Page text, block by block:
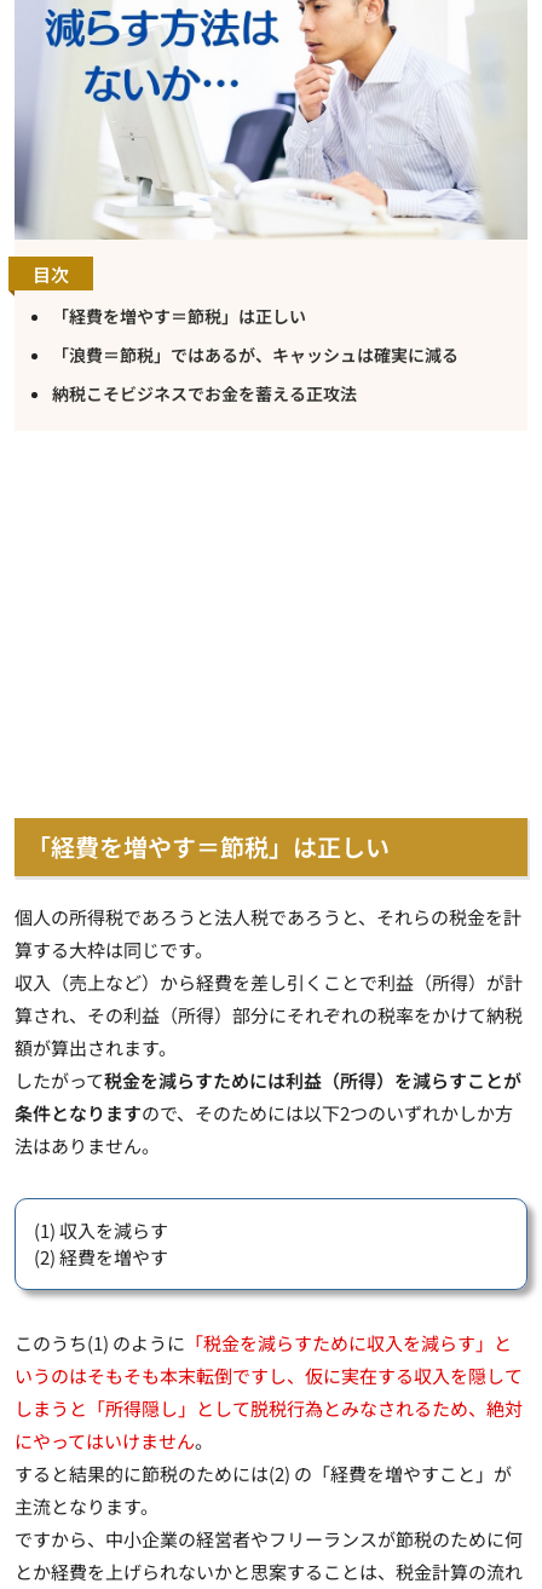
目次
「経費を増やす＝節税」は正しい
「浪費＝節税」ではあるが、キャッシュは確実に減る
納税こそビジネスでお金を蓄える正攻法
「経費を増やす＝節税」は正しい
個人の所得税であろうと法人税であろうと、それらの税金を計
算する大枠は同じです。
収入（売上など）から経費を差し引くことで利益（所得）が計
算され、その利益（所得）部分にそれぞれの税率をかけて納税
額が算出されます。
したがって税金を減らすためには利益（所得）を減らすことが
条件となりますので、そのためには以下2つのいずれかしか方
法はありません。
(1) 収入を減らす
(2) 経費を増やす
このうち(1) のように 「税金を減らすために収入を減らす」と
いうのはそもそも本末転倒ですし、仮に実在する収入を隠して
しまうと「所得隠し」として脱税行為とみなされるため、絶対
にやってはいけません。
すると結果的に節税のためには(2) の「経費を増やすこと」が
主流となります。
ですから、中小企業の経営者やフリーランスが節税のために何
とか経費を上げられないかと思案することは、税金計算の流れ